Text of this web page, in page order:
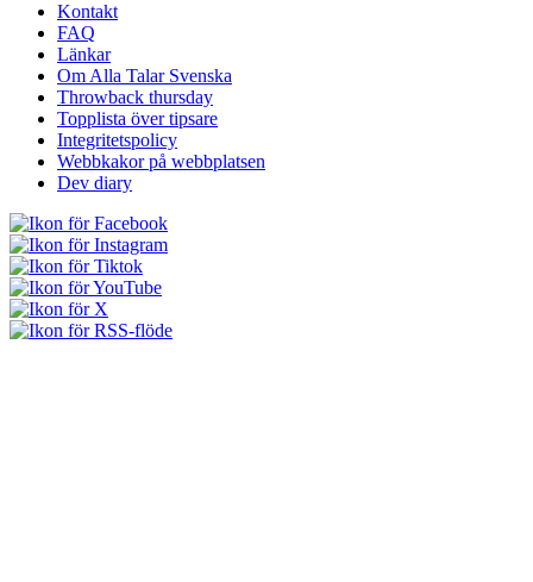
Kontakt
FAQ
Länkar
Om Alla Talar Svenska
Throwback thursday
Topplista över tipsare
Integritetspolicy
Webbkakor på webbplatsen
Dev diary